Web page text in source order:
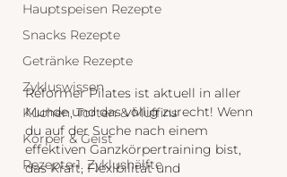
Hauptspeisen Rezepte
Snacks Rezepte
Getränke Rezepte
Zykluswissen
Kuchen, Torten & Muffins
Körper & Geist
Rezepte 1. Zyklushälfte
Reformer Pilates ist aktuell in aller
Munde und das völlig zurecht! Wenn
du auf der Suche nach einem
effektiven Ganzkörpertraining bist,
das Kraft, Flexibilität und